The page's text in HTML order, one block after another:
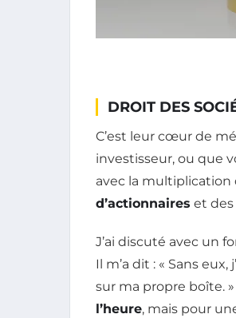
DROIT DES
C’est leur cœur de
investisseur, ou que
avec la multiplication
d’actionnaires et
J’ai discuté avec un
Il m’a dit : « Sans
sur ma propre boîte.
l’heure, mais pour